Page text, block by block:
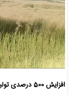
افزایش 500 درصدی تولید کلزا در فیروزآباد